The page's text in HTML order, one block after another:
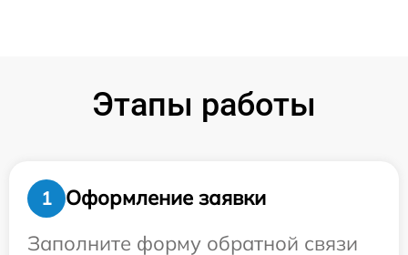
Этапы работы
1
Оформление заявки
Заполните форму обратной связи